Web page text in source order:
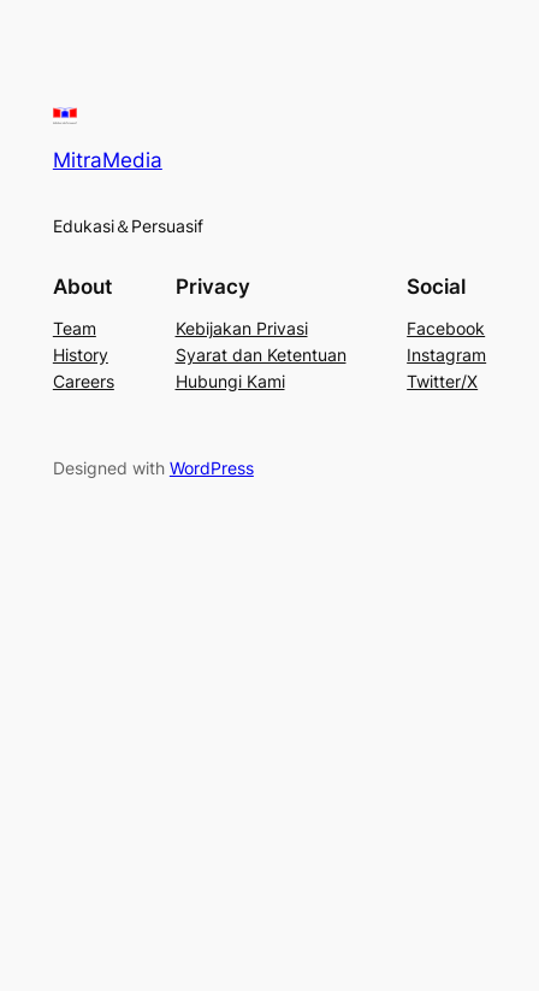
MitraMedia
Edukasi＆Persuasif
About
Team
History
Careers
Privacy
Kebijakan Privasi
Syarat dan Ketentuan
Hubungi Kami
Social
Facebook
Instagram
Twitter/X
Designed with WordPress